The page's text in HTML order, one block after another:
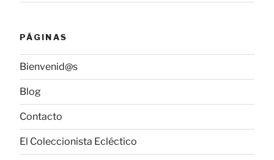
PÁGINAS
Bienvenid@s
Blog
Contacto
El Coleccionista Ecléctico